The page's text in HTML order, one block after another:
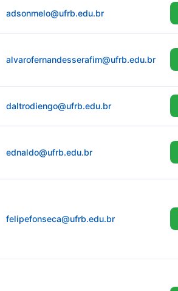
adsonmelo@ufrb.edu.br
alvarofernandesserafim@ufrb.edu.br
daltrodiengo@ufrb.edu.br
ednaldo@ufrb.edu.br
felipefonseca@ufrb.edu.br